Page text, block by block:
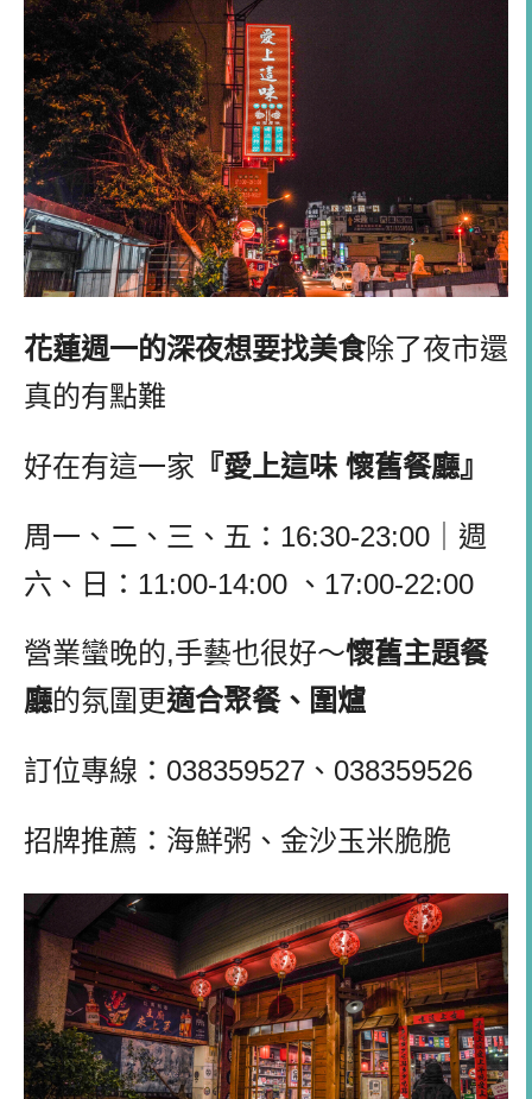
花蓮週一的深夜想要找美食除了夜市還
真的有點難
好在有這一家 『愛上這味 懷舊餐廳』
周一、二、三、五：16:30-23:00｜週
六、日：11:00-14:00 、17:00-22:00
營業蠻晚的,手藝也很好～懷舊主題餐
廳的氛圍更適合聚餐、圍爐
訂位專線：038359527、038359526
招牌推薦：海鮮粥、金沙玉米脆脆